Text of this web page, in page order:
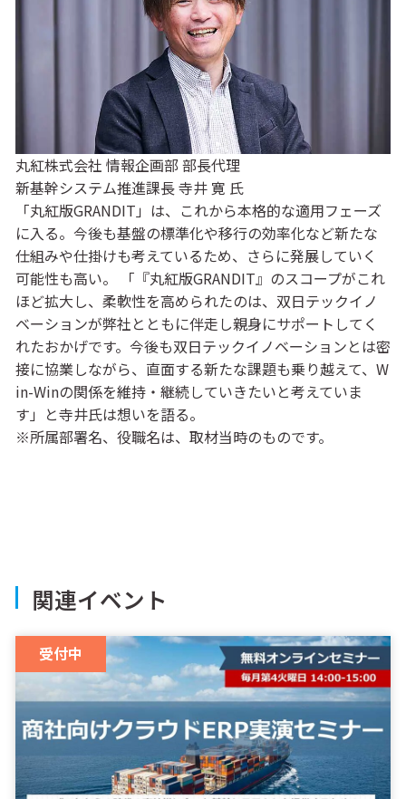
丸紅株式会社 情報企画部 部長代理
新基幹システム推進課長 寺井 寛 氏
「丸紅版GRANDIT」は、これから本格的な適用フェーズ
に入る。今後も基盤の標準化や移行の効率化など新たな
仕組みや仕掛けも考えているため、さらに発展していく
可能性も高い。 「『丸紅版GRANDIT』のスコープがこれ
ほど拡大し、柔軟性を高められたのは、双日テックイノ
ベーションが弊社とともに伴走し親身にサポートしてく
れたおかげです。今後も双日テックイノベーションとは密
接に協業しながら、直面する新たな課題も乗り越えて、W
in-Winの関係を維持・継続していきたいと考えていま
す」と寺井氏は想いを語る。
※所属部署名、役職名は、取材当時のものです。
関連イベント
受付中